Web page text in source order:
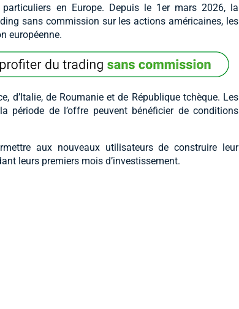
en Europe. Depuis le 1er mars 2026, la
sans commission sur les actions américaines, les
européenne.
d’Italie, de Roumanie et de République tchèque. Les
période de l’offre peuvent bénéficier de conditions
aux nouveaux utilisateurs de construire leur
leurs premiers mois d’investissement.